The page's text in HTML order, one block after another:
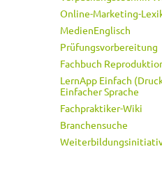
Online-Marketing-
MedienEnglisch
Prüfungsvorbereitung
Fachbuch
LernApp Einfach
Einfacher Sprache
Fachpraktiker-Wiki
Branchensuche